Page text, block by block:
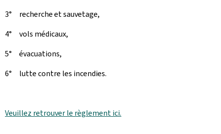
3° recherche et sauvetage,
4° vols médicaux,
5° évacuations,
6° lutte contre les incendies.
Veuillez retrouver le règlement ici.